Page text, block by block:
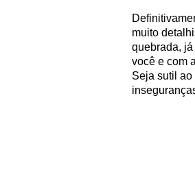
muito
quebrada,
você e com
Seja sutil ao